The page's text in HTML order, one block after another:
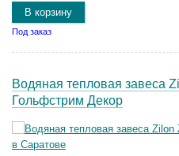
В корзину
Под заказ
Водяная тепловая завеса
Гольфстрим Декор